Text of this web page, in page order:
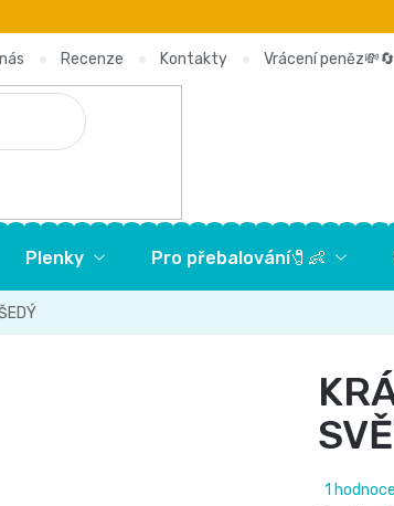
Recenze Kontakty Vrácení peněz💸🔄
Plenky Pro přebalování🧷👶
1